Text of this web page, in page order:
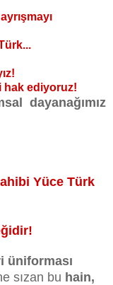
hak ediyoruz!
dayanağımız
Yüce Türk
üniforması
sızan bu hain,